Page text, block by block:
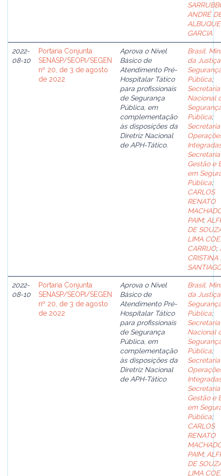
ANDRÉ
GARCIA
2022-
08-10
Portaria Conjunta
SENASP/SEOPI/SEGEN
nº 20, de 3 de agosto
de 2022
Aprova o Nível
Básico de
Atendimento Pré-
Hospitalar Tático
para profissionais
de Segurança
Pública, em
complementação
às disposições da
Diretriz Nacional
de APH-Tático.
Brasil.
da
Pública;
Secretaria
Nacional
Pública;
Gestão e
em
Pública;
CARLOS
RENATO
PAIM;
DE
LIMA
CARRIJO;
CRISTINA
2022-
08-10
Portaria Conjunta
SENASP/SEOPI/SEGEN
nº 20, de 3 de agosto
de 2022
Aprova o Nível
Básico de
Atendimento Pré-
Hospitalar Tático
para profissionais
de Segurança
Pública, em
complementação
às disposições da
Diretriz Nacional
de APH-Tático
Brasil.
da
Pública;
Secretaria
Nacional
Pública;
Gestão e
em
Pública;
CARLOS
RENATO
PAIM;
DE
LIMA